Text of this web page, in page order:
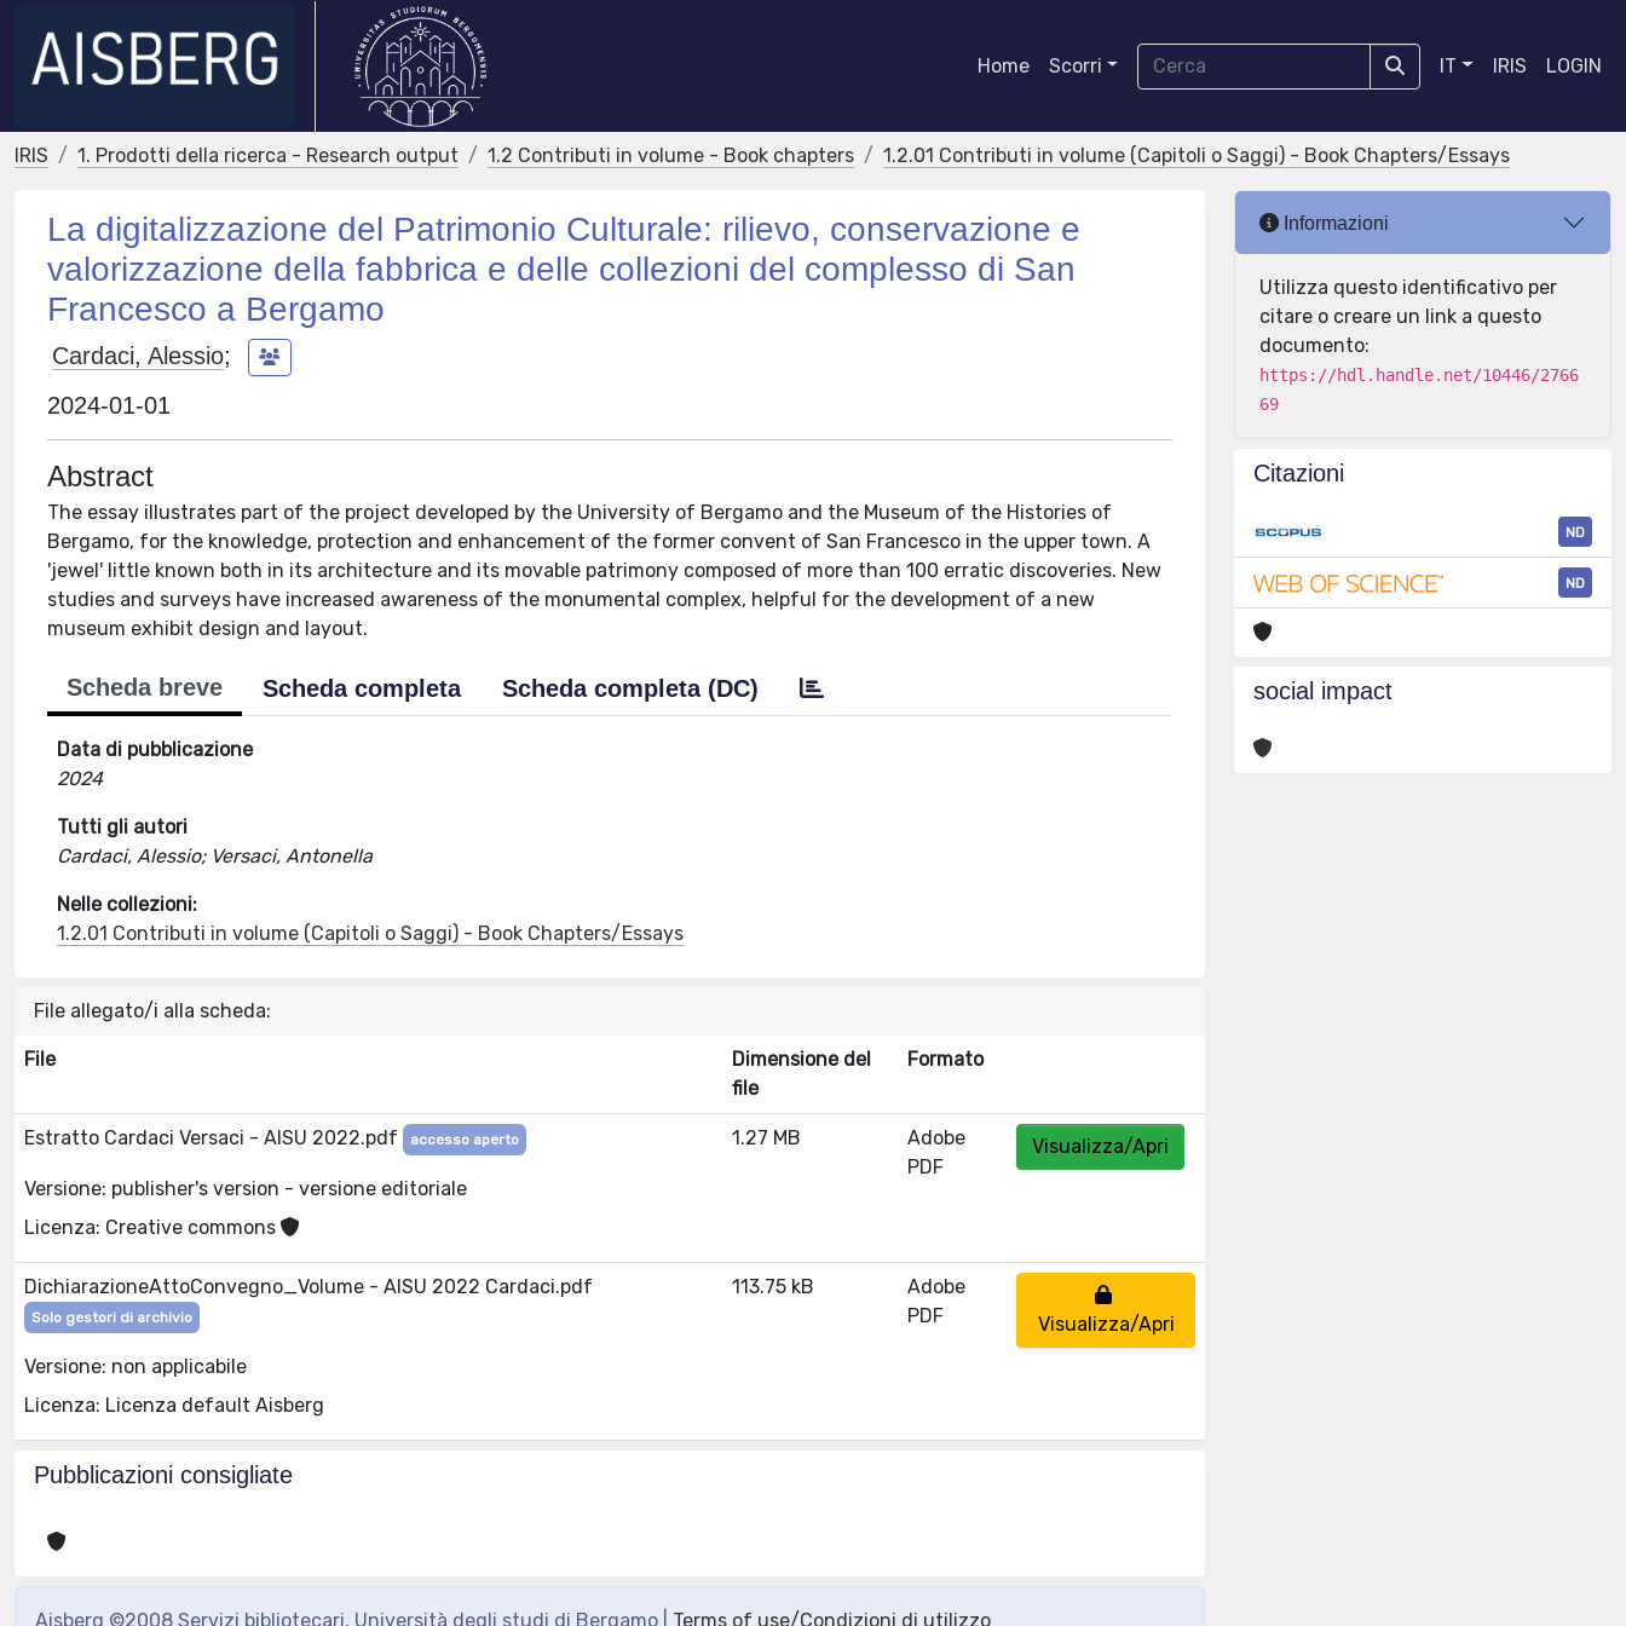
Home Scorri IT IRIS LOGIN
IRIS 1. Prodotti della ricerca - Research output 1.2 Contributi in volume - Book chapters 1.2.01 Contributi in volume (Capitoli o Saggi) - Book Chapters/Essays
La digitalizzazione del Patrimonio Culturale: rilievo, conservazione e
valorizzazione della fabbrica e delle collezioni del complesso di San
Francesco a Bergamo
Cardaci, Alessio;
2024-01-01
Abstract
The essay illustrates part of the project developed by the University of Bergamo and the Museum of the Histories of
Bergamo, for the knowledge, protection and enhancement of the former convent of San Francesco in the upper town. A
'jewel' little known both in its architecture and its movable patrimony composed of more than 100 erratic discoveries. New
studies and surveys have increased awareness of the monumental complex, helpful for the development of a new
museum exhibit design and layout.
Scheda breve Scheda completa Scheda completa (DC)
Data di pubblicazione
2024
Tutti gli autori
Cardaci, Alessio; Versaci, Antonella
Nelle collezioni:
1.2.01 Contributi in volume (Capitoli o Saggi) - Book Chapters/Essays
File allegato/i alla scheda:
File
Dimensione del
file
Formato
Estratto Cardaci Versaci - AISU 2022.pdf accesso aperto
Versione: publisher's version - versione editoriale
Licenza: Creative commons
1.27 MB
Adobe
PDF
Visualizza/Apri
DichiarazioneAttoConvegno_Volume - AISU 2022 Cardaci.pdf
Solo gestori di archivio
Versione: non applicabile
Licenza: Licenza default Aisberg
113.75 kB
Adobe
PDF
Visualizza/Apri
Pubblicazioni consigliate
Aisberg ©2008 Servizi bibliotecari, Università degli studi di Bergamo | Terms of use/Condizioni di utilizzo
Informazioni
Utilizza questo identificativo per
citare o creare un link a questo
documento:
https://hdl.handle.net/10446/2766
69
Citazioni
ND
ND
social impact